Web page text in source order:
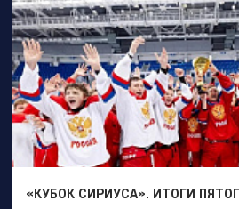
«КУБОК СИРИУСА». ИТОГИ